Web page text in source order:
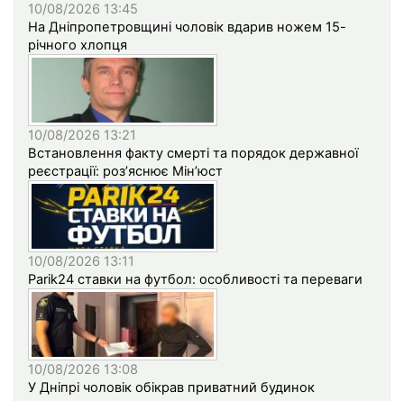
10/08/2026 13:45
На Дніпропетровщині чоловік вдарив ножем 15-
річного хлопця
10/08/2026 13:21
Встановлення факту смерті та порядок державної
реєстрації: роз’яснює Мін’юст
10/08/2026 13:11
Parik24 ставки на футбол: особливості та переваги
10/08/2026 13:08
У Дніпрі чоловік обікрав приватний будинок